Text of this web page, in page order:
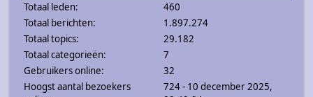
Totaal leden:
460
Totaal berichten:
1.897.274
Totaal topics:
29.182
Totaal categorieën:
7
Gebruikers online:
32
Hoogst aantal bezoekers
724 - 10 december 2025,